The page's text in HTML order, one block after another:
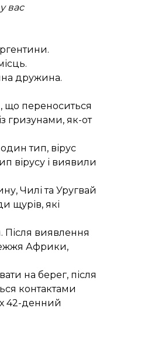
вас
дружина.
що переноситься
гризунами, як-от
тип, вірус
вірусу і виявили
Чилі та Уругвай
щурів, які
Після виявлення
Африки,
на берег, після
контактами
42-денний